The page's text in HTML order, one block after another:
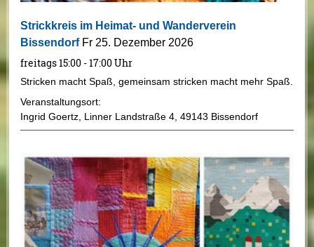
Strickkreis im Heimat- und Wanderverein
Bissendorf Fr 25. Dezember 2026
Veranstaltungsort:
Ingrid Goertz, Linner Landstraße 4, 49143 Bissendorf
freitags 15:00 - 17:00 Uhr
Stricken macht Spaß, gemeinsam stricken macht mehr Spaß.